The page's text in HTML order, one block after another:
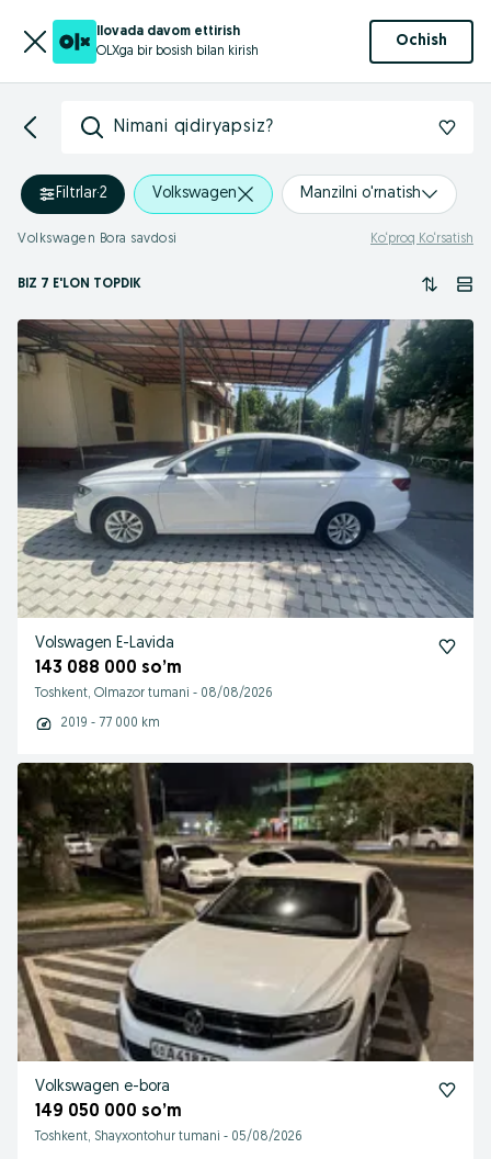
Ilovada davom ettirish
OLXga bir bosish bilan kirish
Ochish
Nimani qidiryapsiz?
Filtrlar·2 Volkswagen Manzilni o'rnatish
Volkswagen Bora savdosi Ko‘proq Ko‘rsatish
BIZ 7 E'LON TOPDIK
Volswagen E-Lavida
143 088 000 so’m
Toshkent, Olmazor tumani - 08/08/2026
2019 - 77 000 km
Volkswagen e-bora
149 050 000 so’m
Toshkent, Shayxontohur tumani - 05/08/2026